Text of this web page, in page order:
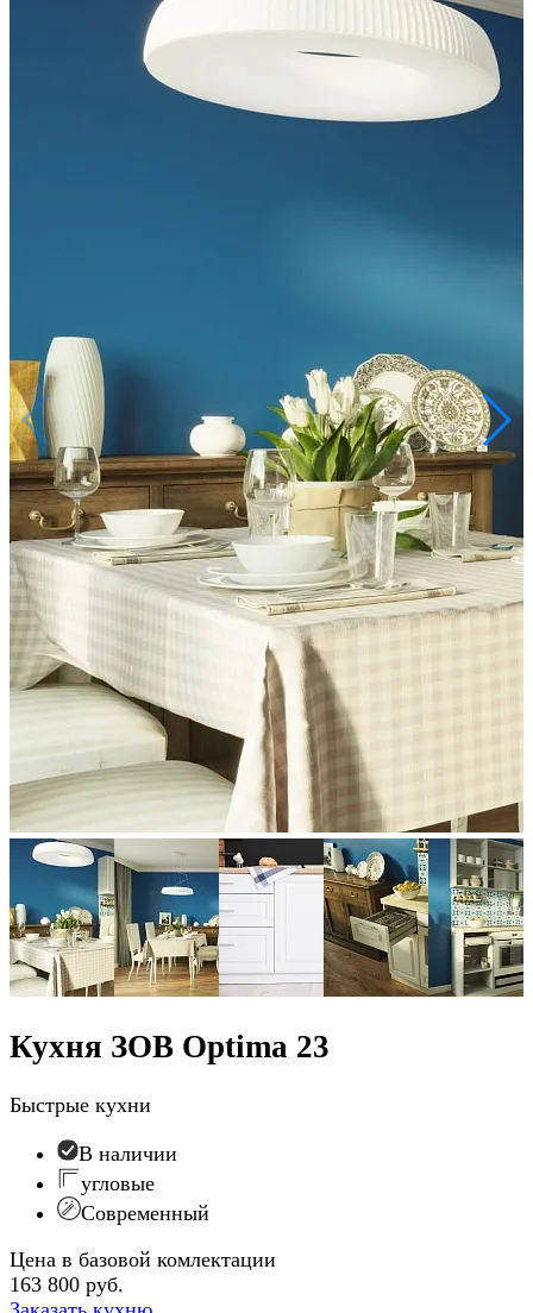
Кухня ЗОВ Optima 23
Быстрые кухни
В наличии
угловые
Современный
Цена в базовой комлектации
163 800 руб.